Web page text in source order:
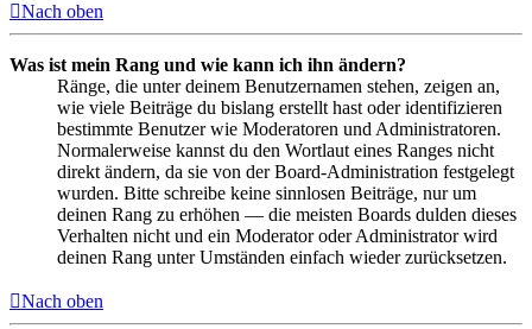
Nach oben
Was ist mein Rang und wie kann ich ihn ändern?
Ränge, die unter deinem Benutzernamen stehen, zeigen an,
wie viele Beiträge du bislang erstellt hast oder identifizieren
bestimmte Benutzer wie Moderatoren und Administratoren.
Normalerweise kannst du den Wortlaut eines Ranges nicht
direkt ändern, da sie von der Board-Administration festgelegt
wurden. Bitte schreibe keine sinnlosen Beiträge, nur um
deinen Rang zu erhöhen — die meisten Boards dulden dieses
Verhalten nicht und ein Moderator oder Administrator wird
deinen Rang unter Umständen einfach wieder zurücksetzen.
Nach oben